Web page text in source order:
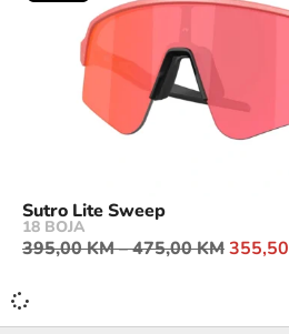
Sutro Lite Sweep
18 BOJA
395,00KM–475,00KM355,50